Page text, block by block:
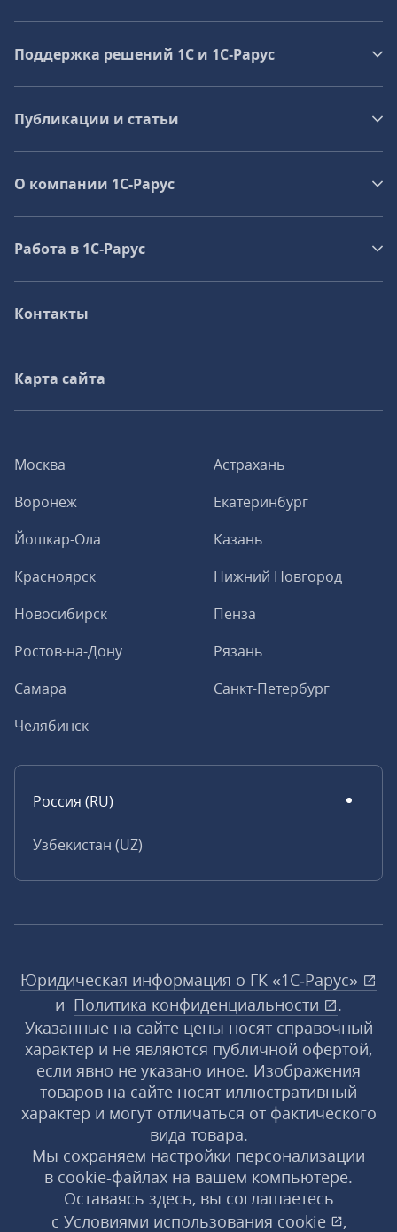
Москва
Астрахань
Воронеж
Екатеринбург
Йошкар-Ола
Казань
Красноярск
Нижний Новгород
Новосибирск
Пенза
Ростов-на-Дону
Рязань
Самара
Санкт-Петербург
Челябинск
Россия (RU)
Узбекистан (UZ)
Поддержка решений 1С и 1С‑Рарус
Публикации и статьи
О компании 1C-Рарус
Работа в 1С‑Рарус
Контакты
Карта сайта
Юридическая информация о ГК «1С‑Рарус»
и Политика конфиденциальности
.
Указанные на сайте цены носят справочный
характер и не являются публичной офертой,
если явно не указано иное. Изображения
товаров на сайте носят иллюстративный
характер и могут отличаться от фактического
вида товара.
Мы сохраняем настройки персонализации
в cookie‑файлах на вашем компьютере.
Оставаясь здесь, вы соглашаетесь
с Условиями использования cookie ,